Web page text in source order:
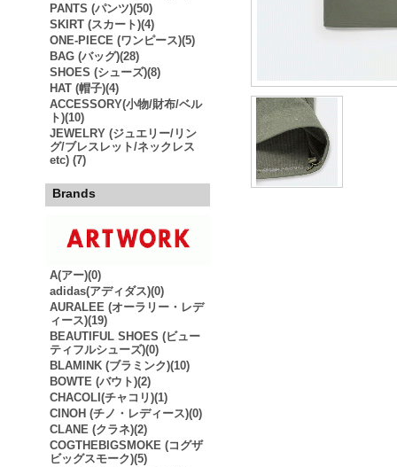
PANTS (パンツ)(50)
SKIRT (スカート)(4)
ONE-PIECE (ワンピース)(5)
BAG (バッグ)(28)
SHOES (シューズ)(8)
HAT (帽子)(4)
ACCESSORY(小物/財布/ベル
ト)(10)
JEWELRY (ジュエリー/リン
グ/ブレスレット/ネックレス
etc) (7)
Brands
A(アー)(0)
adidas(アディダス)(0)
AURALEE (オーラリー・レデ
ィース)(19)
BEAUTIFUL SHOES (ビュー
ティフルシューズ)(0)
BLAMINK (ブラミンク)(10)
BOWTE (バウト)(2)
CHACOLI(チャコリ)(1)
CINOH (チノ・レディース)(0)
CLANE (クラネ)(2)
COGTHEBIGSMOKE (コグザ
ビッグスモーク)(5)